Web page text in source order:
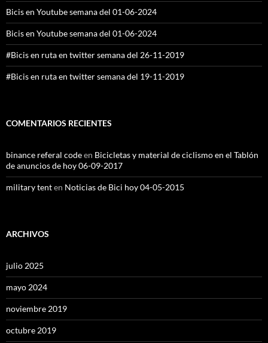
Bicis en Youtube semana del 01-06-2024
Bicis en Youtube semana del 01-06-2024
#Bicis en ruta en twitter semana del 26-11-2019
#Bicis en ruta en twitter semana del 19-11-2019
COMENTARIOS RECIENTES
binance referal codeen Bicicletas y material de ciclismo en el Tablón
de anuncios de hoy 06-09-2017
military tenten Noticias de Bici hoy 04-05-2015
ARCHIVOS
julio 2025
mayo 2024
noviembre 2019
octubre 2019